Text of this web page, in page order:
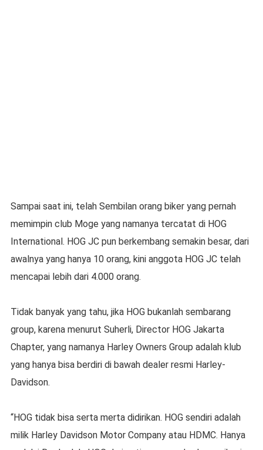
Sampai saat ini, telah Sembilan orang biker yang pernah
memimpin club Moge yang namanya tercatat di HOG
International. HOG JC pun berkembang semakin besar, dari
awalnya yang hanya 10 orang, kini anggota HOG JC telah
mencapai lebih dari 4.000 orang.
Tidak banyak yang tahu, jika HOG bukanlah sembarang
group, karena menurut Suherli, Director HOG Jakarta
Chapter, yang namanya Harley Owners Group adalah klub
yang hanya bisa berdiri di bawah dealer resmi Harley-
Davidson.
“HOG tidak bisa serta merta didirikan. HOG sendiri adalah
milik Harley Davidson Motor Company atau HDMC. Hanya